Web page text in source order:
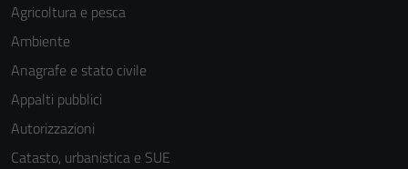
Agricoltura e pesca
Ambiente
Anagrafe e stato civile
Appalti pubblici
Autorizzazioni
Catasto, urbanistica e SUE